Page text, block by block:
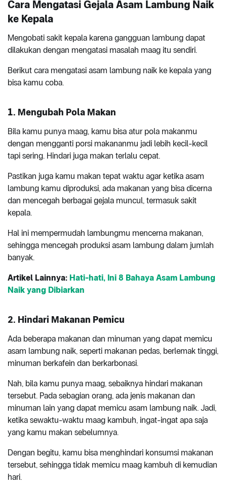
Cara Mengatasi Gejala Asam Lambung Naik
ke Kepala
Mengobati sakit kepala karena gangguan lambung dapat
dilakukan dengan mengatasi masalah maag itu sendiri.
Berikut cara mengatasi asam lambung naik ke kepala yang
bisa kamu coba.
1. Mengubah Pola Makan
Bila kamu punya maag, kamu bisa atur pola makanmu
dengan mengganti porsi makananmu jadi lebih kecil-kecil
tapi sering. Hindari juga makan terlalu cepat.
Pastikan juga kamu makan tepat waktu agar ketika asam
lambung kamu diproduksi, ada makanan yang bisa dicerna
dan mencegah berbagai gejala muncul, termasuk sakit
kepala.
Hal ini mempermudah lambungmu mencerna makanan,
sehingga mencegah produksi asam lambung dalam jumlah
banyak.
Artikel Lainnya: Hati-hati, Ini 8 Bahaya Asam Lambung
Naik yang Dibiarkan
2. Hindari Makanan Pemicu
Ada beberapa makanan dan minuman yang dapat memicu
asam lambung naik, seperti makanan pedas, berlemak tinggi,
minuman berkafein dan berkarbonasi.
Nah, bila kamu punya maag, sebaiknya hindari makanan
tersebut. Pada sebagian orang, ada jenis makanan dan
minuman lain yang dapat memicu asam lambung naik. Jadi,
ketika sewaktu-waktu maag kambuh, ingat-ingat apa saja
yang kamu makan sebelumnya.
Dengan begitu, kamu bisa menghindari konsumsi makanan
tersebut, sehingga tidak memicu maag kambuh di kemudian
hari.